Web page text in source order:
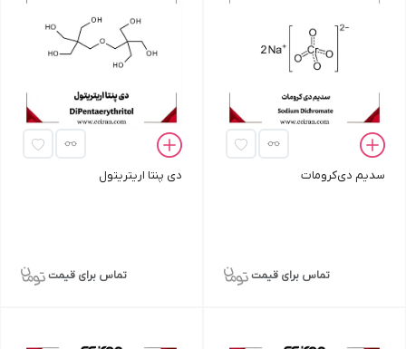
سدیم دی‌کرومات
تماس برای قیمت
دی پنتا اریتریتول
تماس برای قیمت